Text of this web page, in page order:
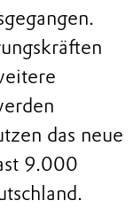
das neue
9.000